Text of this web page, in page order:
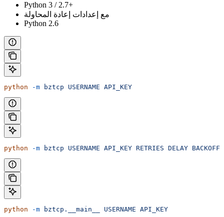
Python 3 / 2.7+
مع إعدادات إعادة المحاولة
Python 2.6
python -m bztcp USERNAME API_KEY
python -m bztcp USERNAME API_KEY RETRIES DELAY BACKOFF
python -m bztcp.__main__ USERNAME API_KEY